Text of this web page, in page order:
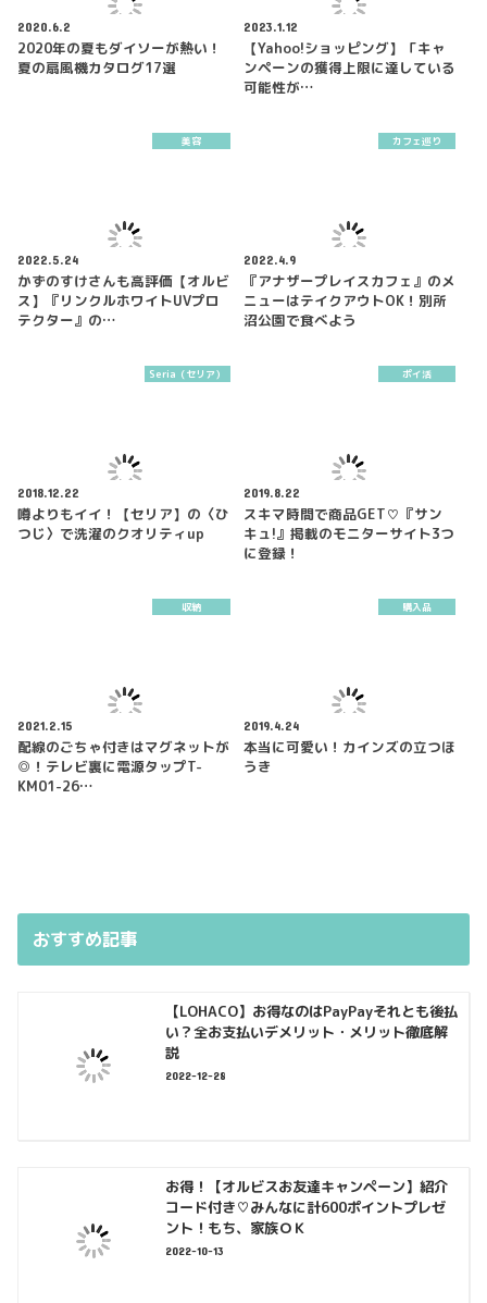
2020.6.2
2020年の夏もダイソーが熱い！
夏の扇風機カタログ17選
2023.1.12
【Yahoo!ショッピング】「キャ
ンペーンの獲得上限に達している
可能性が…
美容
2022.5.24
かずのすけさんも高評価【オルビ
ス】『リンクルホワイトUVプロ
テクター』の…
カフェ巡り
2022.4.9
『アナザープレイスカフェ』のメ
ニューはテイクアウトOK！別所
沼公園で食べよう
Seria（セリア）
2018.12.22
噂よりもイイ！【セリア】の〈ひ
つじ〉で洗濯のクオリティup
ポイ活
2019.8.22
スキマ時間で商品GET♡『サン
キュ!』掲載のモニターサイト3つ
に登録！
収納
2021.2.15
配線のごちゃ付きはマグネットが
◎！テレビ裏に電源タップT-
KM01-26…
購入品
2019.4.24
本当に可愛い！カインズの立つほ
うき
おすすめ記事
【LOHACO】お得なのはPayPayそれとも後払
い？全お支払いデメリット・メリット徹底解
説
2022-12-28
お得！【オルビスお友達キャンペーン】紹介
コード付き♡みんなに計600ポイントプレゼ
ント！もち、家族ＯＫ
2022-10-13